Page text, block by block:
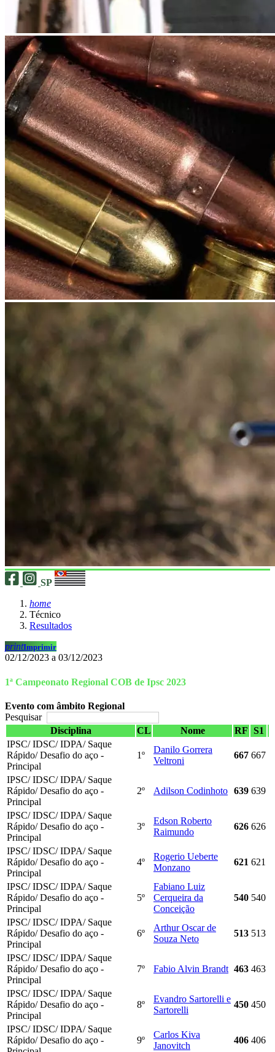
SP
home
Técnico
Resultados
printImprimir
02/12/2023 a 03/12/2023
1ª Campeonato Regional COB de Ipsc 2023
Evento com âmbito Regional
Pesquisar
Disciplina
CL Nome RF S1
IPSC/ IDSC/ IDPA/ Saque
Rápido/ Desafio do aço -
Principal
1º
Danilo Gorrera
Veltroni
667 667
IPSC/ IDSC/ IDPA/ Saque
Rápido/ Desafio do aço -
Principal
2º Adilson Codinhoto 639 639
IPSC/ IDSC/ IDPA/ Saque
Rápido/ Desafio do aço -
Principal
3º
Edson Roberto
Raimundo
626 626
IPSC/ IDSC/ IDPA/ Saque
Rápido/ Desafio do aço -
Principal
4º
Rogerio Ueberte
Monzano
621 621
IPSC/ IDSC/ IDPA/ Saque
Rápido/ Desafio do aço -
Principal
5º
Fabiano Luiz
Cerqueira da
Conceição
540 540
IPSC/ IDSC/ IDPA/ Saque
Rápido/ Desafio do aço -
Principal
6º
Arthur Oscar de
Souza Neto
513 513
IPSC/ IDSC/ IDPA/ Saque
Rápido/ Desafio do aço -
Principal
7º Fabio Alvin Brandt 463 463
IPSC/ IDSC/ IDPA/ Saque
Rápido/ Desafio do aço -
Principal
8º
Evandro Sartorelli e
Sartorelli
450 450
IPSC/ IDSC/ IDPA/ Saque
Rápido/ Desafio do aço -
9º
Carlos Kiva
Janovitch
406 406